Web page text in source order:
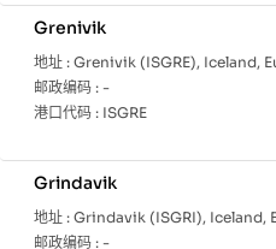
Grenivik
地址 : Grenivik (ISGRE), Iceland,
邮政编码 : -
港口代码 : ISGRE
Grindavik
地址 : Grindavik (ISGRI), Iceland,
邮政编码 : -